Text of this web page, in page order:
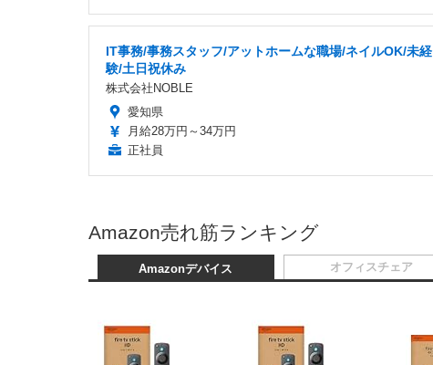
IT事務/事務スタッフ/アットホームな職場/ネイルOK/未経
験/土日祝休み
株式会社NOBLE
愛知県
月給28万円～34万円
正社員
Amazon売れ筋ランキング
Amazonデバイス オフィスチェア